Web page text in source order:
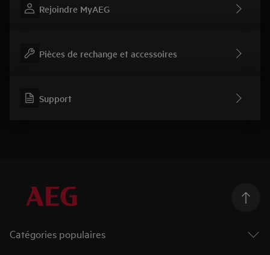
Rejoindre MyAEG
Pièces de rechange et accessoires
Support
Catégories populaires